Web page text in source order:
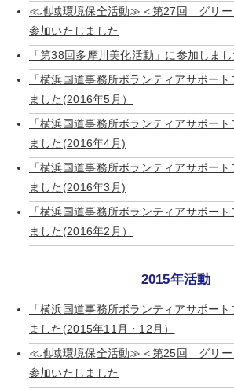
≪地域環境保全活動≫＜第27回 グリー
参加いたしました
「第38回多摩川美化活動」に参加しまし
「横浜国道事務所ボランティアサポー
ました(2016年5月）
「横浜国道事務所ボランティアサポー
ました(2016年4月)
「横浜国道事務所ボランティアサポー
ました(2016年3月)
「横浜国道事務所ボランティアサポー
ました(2016年2月）
2015年活動
「横浜国道事務所ボランティアサポー
ました(2015年11月・12月）
≪地域環境保全活動≫＜第25回 グリー
参加いたしました